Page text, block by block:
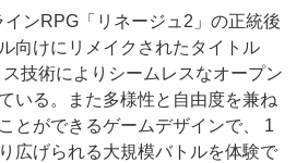
ンRPG「リネージュ2」の正統後
向けにリメイクされたタイトル
技術によりシームレスなオープン
いる。また多様性と自由度を兼ね
とができるゲームデザインで、 1
広げられる大規模バトルを体験で